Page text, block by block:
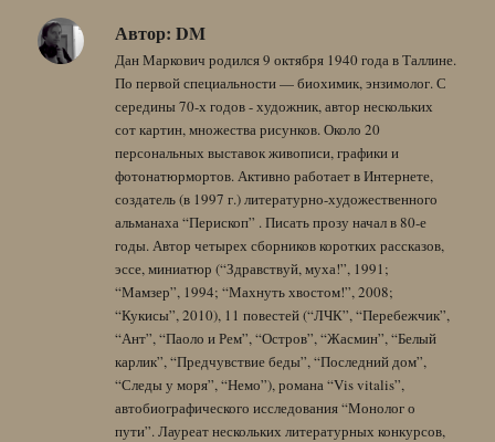
Автор: DM
Дан Маркович родился 9 октября 1940 года в Таллине.
По первой специальности — биохимик, энзимолог. С
середины 70-х годов - художник, автор нескольких
сот картин, множества рисунков. Около 20
персональных выставок живописи, графики и
фотонатюрмортов. Активно работает в Интернете,
создатель (в 1997 г.) литературно-художественного
альманаха “Перископ” . Писать прозу начал в 80-е
годы. Автор четырех сборников коротких рассказов,
эссе, миниатюр (“Здравствуй, муха!”, 1991;
“Мамзер”, 1994; “Махнуть хвостом!”, 2008;
“Кукисы”, 2010), 11 повестей (“ЛЧК”, “Перебежчик”,
“Ант”, “Паоло и Рем”, “Остров”, “Жасмин”, “Белый
карлик”, “Предчувствие беды”, “Последний дом”,
“Следы у моря”, “Немо”), романа “Vis vitalis”,
автобиографического исследования “Монолог о
пути”. Лауреат нескольких литературных конкурсов,